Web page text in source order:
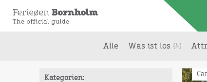
Alle Was ist los (4)
12Ergebnisse
Kategorien: